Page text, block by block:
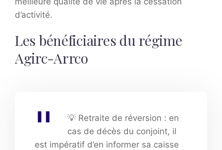
d’activité.
Les bénéficiaires du régime
Agirc-Arrco
💡 Retraite de réversion : en
cas de décès du conjoint, il
est impératif d’en informer sa caisse